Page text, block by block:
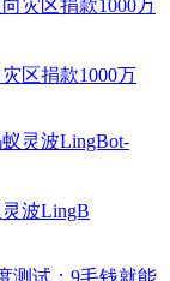
区捐款1000万
波LingB